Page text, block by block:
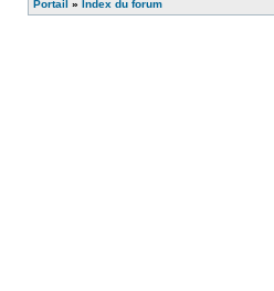
Portail » Index du forum